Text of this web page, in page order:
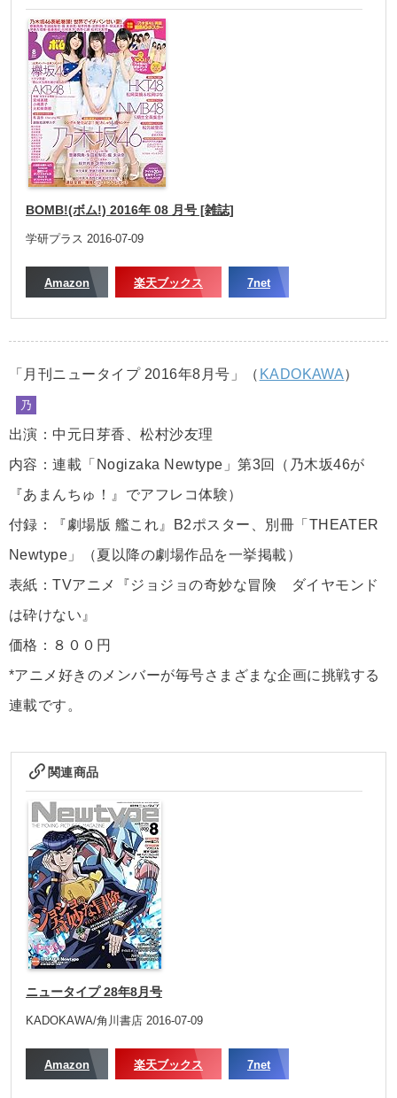
BOMB!(ボム!) 2016年 08 月号 [雑誌]
学研プラス 2016-07-09
Amazon 楽天ブックス 7net
「月刊ニュータイプ 2016年8月号」（ KADOKAWA）
乃
出演：中元日芽香、松村沙友理
内容：連載「Nogizaka Newtype」第3回（乃木坂46が
『あまんちゅ！』でアフレコ体験）
付録：『劇場版 艦これ』B2ポスター、別冊「THEATER
Newtype」（夏以降の劇場作品を一挙掲載）
表紙：TVアニメ『ジョジョの奇妙な冒険 ダイヤモンド
は砕けない』
価格：８００円
*アニメ好きのメンバーが毎号さまざまな企画に挑戦する
連載です。
関連商品
ニュータイプ 28年8月号
KADOKAWA/角川書店 2016-07-09
Amazon 楽天ブックス 7net